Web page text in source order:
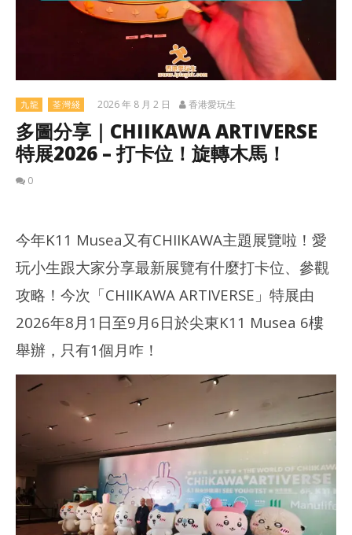
九龍 荃灣綫 2026 年 8 月 2 日 香港愛玩生
多圖分享｜CHIIKAWA ARTIVERSE
特展2026 – 打卡位！旋轉木馬！
0
NOW VIEWING
多圖分享｜CHIIKAWA ARTIVERSE 特展2026 – 打卡位！旋轉木
馬！
2026
年 8
月 2
日
月 2
日
今年K11 Musea又有CHIIKAWA主題展覽啦！愛
玩小生跟大家分享最新展覽有什麼打卡位、參觀
攻略！今次「CHIIKAWA ARTIVERSE」特展由
2026年8月1日至9月6日於尖東K11 Musea 6樓
舉辦，只有1個月咋！